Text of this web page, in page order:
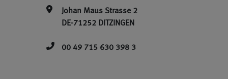
Johan Maus Strasse 2
DE-71252 DITZINGEN
00 49 715 630 398 3